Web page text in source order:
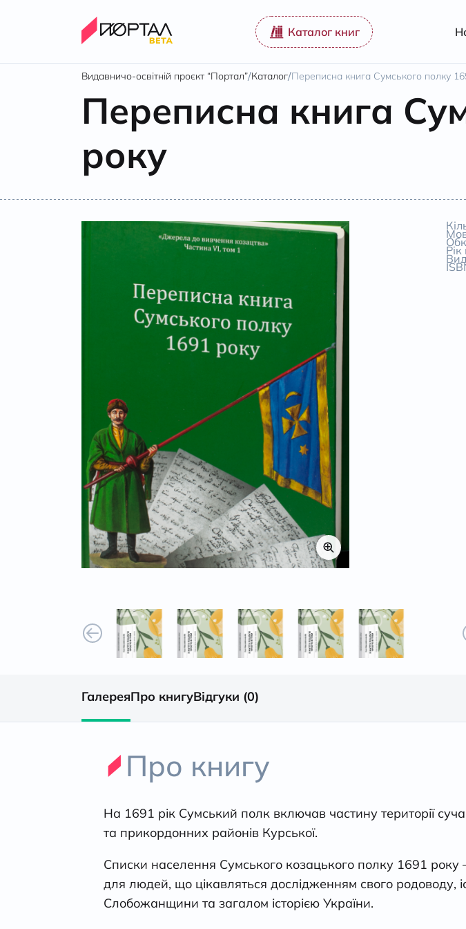
Каталог книг
Видавничо-освітній проєкт “Портал”/Каталог/Переписна книга Сумського полку
Переписна книга
року
ГалереяПро книгуВідгуки (0)
Про книгу
На 1691 рік Сумський полк включав частину території
та прикордонних районів Курської.
Списки населення Сумського козацького полку 1691 року
для людей, що цікавляться дослідженням свого родоводу,
Слобожанщини та загалом історією України.